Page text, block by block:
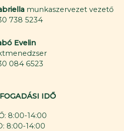
munkaszervezet vezető
738 5234
Evelin
084 6523
IDŐ
8:00-14:00
8:00-14:00